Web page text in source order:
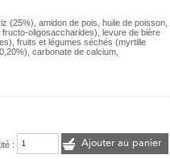
(25%), amidon de pois, huile de poisson,
oligosaccharides), levure de bière
fruits et légumes séchés (myrtille
carbonate de calcium,
: Ajouter au panier